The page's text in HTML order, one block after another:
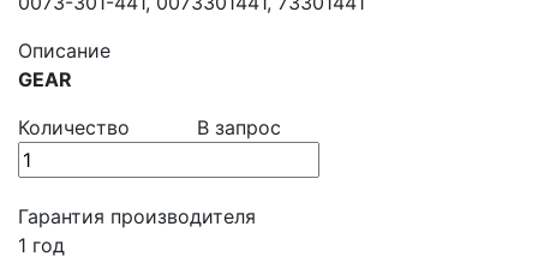
Описание
GEAR
Количество
В запрос
Гарантия производителя
1 год